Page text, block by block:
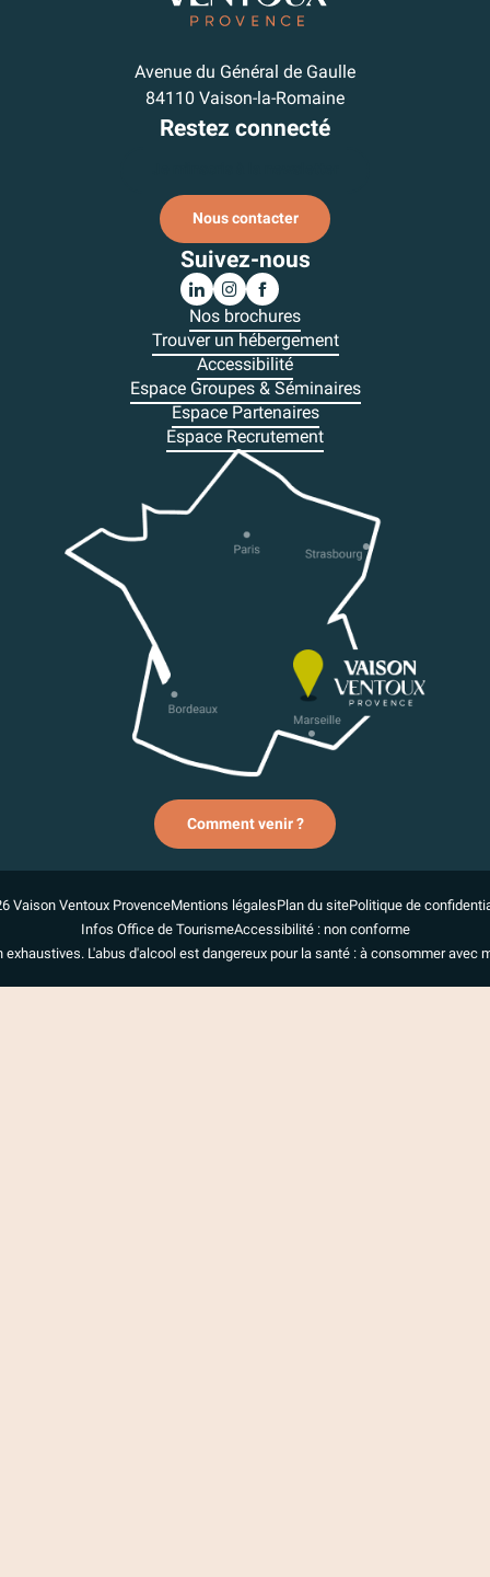
Avenue du Général de Gaulle
84110 Vaison-la-Romaine
Restez connecté
Nous contacter
Suivez-nous
Nos brochures
Trouver un hébergement
Accessibilité
Espace Groupes & Séminaires
Espace Partenaires
Espace Recrutement
Comment venir ?
Vaison Ventoux ProvenceMentions légalesPlan du sitePolitique de
Infos Office de TourismeAccessibilité : non conforme
exhaustives. L'abus d'alcool est dangereux pour la santé : à consommer avec